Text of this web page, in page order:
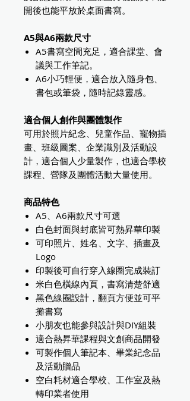
開後也能平放於桌面書寫。
A5與A6兩款尺寸
A5書寫空間充足，適合課堂、會
議與工作筆記。
A6小巧輕便，適合放入隨身包、
書包或筆袋，隨時記錄靈感。
適合個人創作與團體製作
可用於照片紀念、兒童作品、寵物插
畫、班級圖案、企業識別及活動設
計，適合個人少量製作，也適合學校
課程、營隊及團體活動大量使用。
商品特色
A5、A6兩款尺寸可選
白色封面與封底皆可熱昇華印製
可印照片、姓名、文字、插畫及
Logo
印製後可自行穿入線圈完成裝訂
米白色橫線內頁，書寫清楚舒適
黑色線圈設計，翻頁方便並可平
攤書寫
小朋友也能參與設計與DIY組裝
適合熱昇華課程與文創商品開發
可製作個人筆記本、畢業紀念品
及活動贈品
空白耗材適合學校、工作室及熱
轉印業者使用